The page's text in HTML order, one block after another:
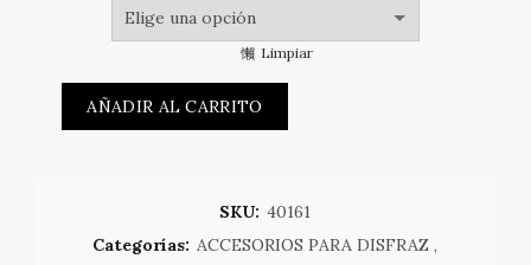
Limpiar
AÑADIR AL CARRITO
SKU: 40161
Categorías: ACCESORIOS PARA DISFRAZ ,